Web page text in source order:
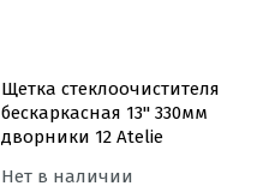
Щетка стеклоочистителя
бескаркасная 13'' 330мм
дворники 12 Atelie
Нет в наличии